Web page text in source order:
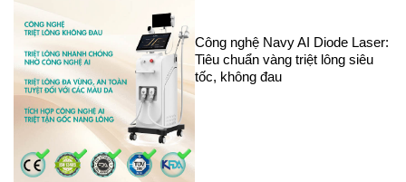
Công nghệ Navy AI Diode Laser:
Tiêu chuẩn vàng triệt lông siêu
tốc, không đau